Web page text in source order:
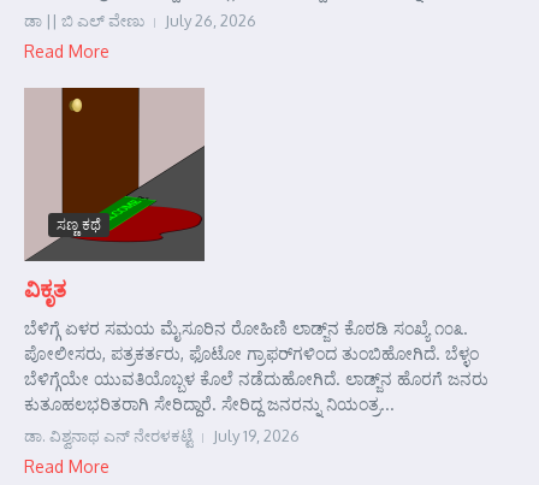
ಡಾ || ಬಿ ಎಲ್ ವೇಣು July 26, 2026
Read More
ಸಣ್ಣ ಕಥೆ
ವಿಕೃತ
ಬೆಳಿಗ್ಗೆ ಏಳರ ಸಮಯ ಮೈಸೂರಿನ ರೋಹಿಣಿ ಲಾಡ್ಜ್‌ನ ಕೊಠಡಿ ಸಂಖ್ಯೆ ೧೦೩.
ಪೋಲೀಸರು, ಪತ್ರಕರ್ತರು, ಫೊಟೋ ಗ್ರಾಫರ್‌ಗಳಿಂದ ತುಂಬಿಹೋಗಿದೆ. ಬೆಳ್ಳಂ
ಬೆಳಿಗ್ಗೆಯೇ ಯುವತಿಯೊಬ್ಬಳ ಕೊಲೆ ನಡೆದುಹೋಗಿದೆ. ಲಾಡ್ಜ್‌ನ ಹೊರಗೆ ಜನರು
ಕುತೂಹಲಭರಿತರಾಗಿ ಸೇರಿದ್ದಾರೆ. ಸೇರಿದ್ದ ಜನರನ್ನು ನಿಯಂತ್ರ...
ಡಾ. ವಿಶ್ವನಾಥ ಎನ್ ನೇರಳಕಟ್ಟೆ July 19, 2026
Read More